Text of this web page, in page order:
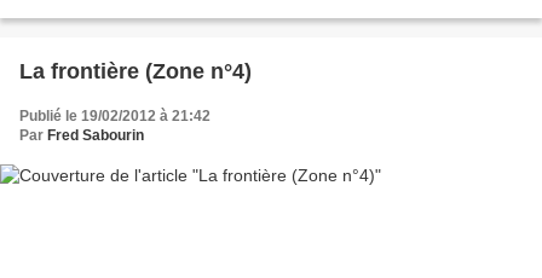
La frontière (Zone n°4)
Publié le 19/02/2012 à 21:42
Par Fred Sabourin